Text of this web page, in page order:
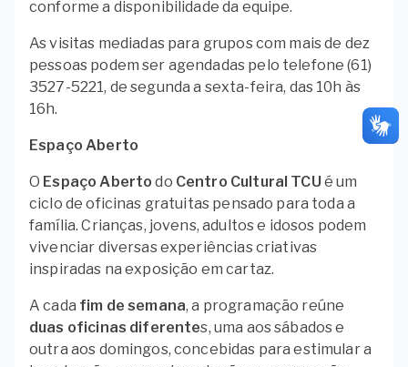
conforme a disponibilidade da equipe.
As visitas mediadas para grupos com mais de dez
pessoas podem ser agendadas pelo telefone (61)
3527-5221, de segunda a sexta-feira, das 10h às
16h.
Espaço Aberto
O Espaço Aberto do Centro Cultural TCU é um
ciclo de oficinas gratuitas pensado para toda a
família. Crianças, jovens, adultos e idosos podem
vivenciar diversas experiências criativas
inspiradas na exposição em cartaz.
A cada fim de semana, a programação reúne
duas oficinas diferentes, uma aos sábados e
outra aos domingos, concebidas para estimular a